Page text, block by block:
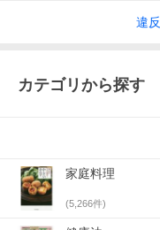
違反
カテゴリから探す
家庭料理
(5,266件)